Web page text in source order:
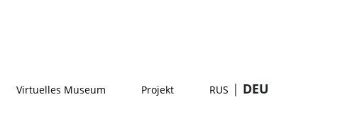
Virtuelles Museum Projekt RUS | DEU